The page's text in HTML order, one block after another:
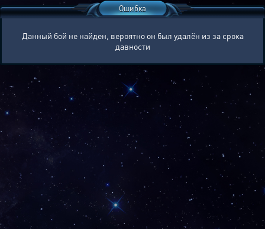
Ошибка
Данный бой не найден, вероятно он был удалён из за срока
давности